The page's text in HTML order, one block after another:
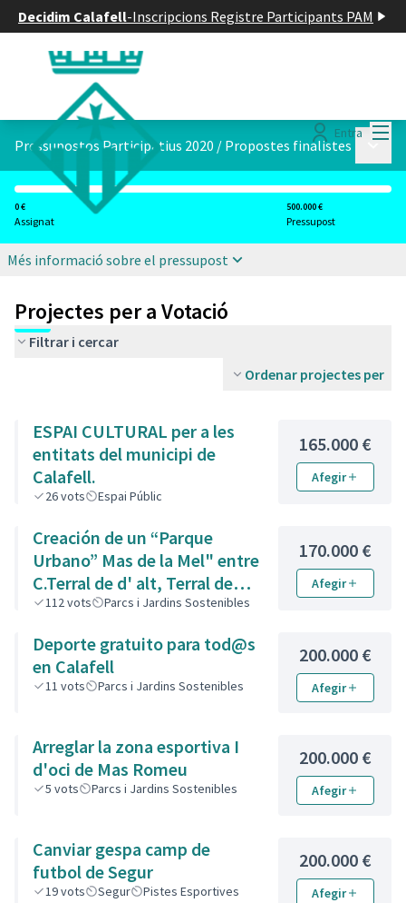
Decidim Calafell-Inscripcions Registre Participants PAM
Entra
Pressupostos Participatius 2020 / Propostes finalistes
0 €
Assignat
500.000 €
Pressupost
Més informació sobre el pressupost
Projectes per a Votació
Filtrar i cercar
Ordenar projectes per
ESPAI CULTURAL per a les
entitats del municipi de
Calafell.
26vots Espai Públic
165.000 €
Afegir
Creación de un “Parque
Urbano” Mas de la Mel" entre
C.Terral de d' alt, Terral de
Baix i de l' Est.
112vots Parcs i Jardins Sostenibles
170.000 €
Afegir
Deporte gratuito para tod@s
en Calafell
11 vots Parcs i Jardins Sostenibles
200.000 €
Afegir
Arreglar la zona esportiva I
d'oci de Mas Romeu
5 vots Parcs i Jardins Sostenibles
200.000 €
Afegir
Canviar gespa camp de
futbol de Segur
19vots Segur Pistes Esportives
200.000 €
Afegir